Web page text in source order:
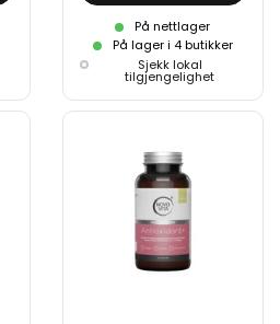
På nettlager
På lager i 4 butikker
Sjekk lokal
tilgjengelighet